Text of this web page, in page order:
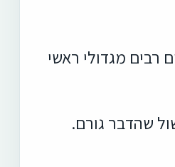
רבים מגדולי ראשי
שהדבר גורם.